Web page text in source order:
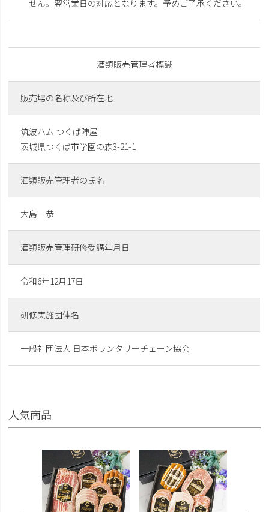
せん。翌営業日の対応となります。予めご了承ください。
酒類販売管理者標識
販売場の名称及び所在地
筑波ハム つくば陣屋
茨城県つくば市学園の森3-21-1
酒類販売管理者の氏名
大島一恭
酒類販売管理研修受講年月日
令和6年12月17日
研修実施団体名
一般社団法人 日本ボランタリーチェーン協会
人気商品